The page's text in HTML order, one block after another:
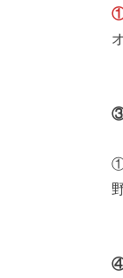
③
④